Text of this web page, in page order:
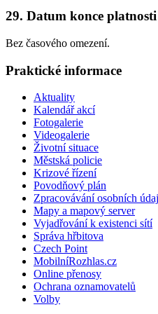
29. Datum konce
Bez časového omezení.
Praktické informace
Aktuality
Kalendář akcí
Fotogalerie
Videogalerie
Životní situace
Městská policie
Krizové řízení
Povodňový plán
Zpracovávání osobních
Mapy a mapový server
Vyjadřování k existenci sítí
Správa hřbitova
Czech Point
MobilníRozhlas.cz
Online přenosy
Ochrana oznamovatelů
Volby